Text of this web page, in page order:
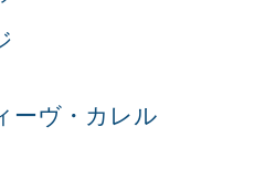
ーヴ・カレル